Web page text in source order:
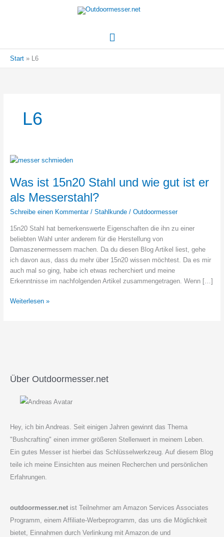
Hauptmenü
Start L6
L6
Was ist 15n20 Stahl und wie gut ist er
als Messerstahl?
Schreibe einen Kommentar / Stahlkunde/ Outdoormesser
15n20 Stahl hat bemerkenswerte Eigenschaften die ihn zu einer
beliebten Wahl unter anderem für die Herstellung von
Damaszenermessern machen. Da du diesen Blog Artikel liest, gehe
ich davon aus, dass du mehr über 15n20 wissen möchtest. Da es mir
auch mal so ging, habe ich etwas recherchiert und meine
Erkenntnisse im nachfolgenden Artikel zusammengetragen. Wenn […]
Was
ist
Messerstahl?
Weiterlesen »
Über Outdoormesser.net
Hey, ich bin Andreas. Seit einigen Jahren gewinnt das Thema
"Bushcrafting" einen immer größeren Stellenwert in meinem Leben.
Ein gutes Messer ist hierbei das Schlüsselwerkzeug. Auf diesem Blog
teile ich meine Einsichten aus meinen Recherchen und persönlichen
Erfahrungen.
outdoormesser.netist Teilnehmer am Amazon Services Associates
Programm, einem Affiliate-Werbeprogramm, das uns die Möglichkeit
bietet, Einnahmen durch Verlinkung mit Amazon.de und